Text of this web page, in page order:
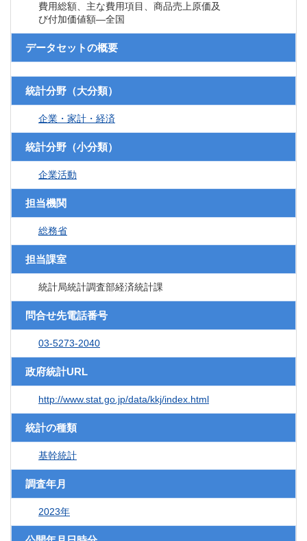
費用総額、主な費用項目、商品売上原価及
び付加価値額―全国
データセットの概要
統計分野（大分類）
企業・家計・経済
統計分野（小分類）
企業活動
担当機関
総務省
担当課室
統計局統計調査部経済統計課
問合せ先電話番号
03-5273-2040
政府統計URL
http://www.stat.go.jp/data/kkj/index.html
統計の種類
基幹統計
調査年月
2023年